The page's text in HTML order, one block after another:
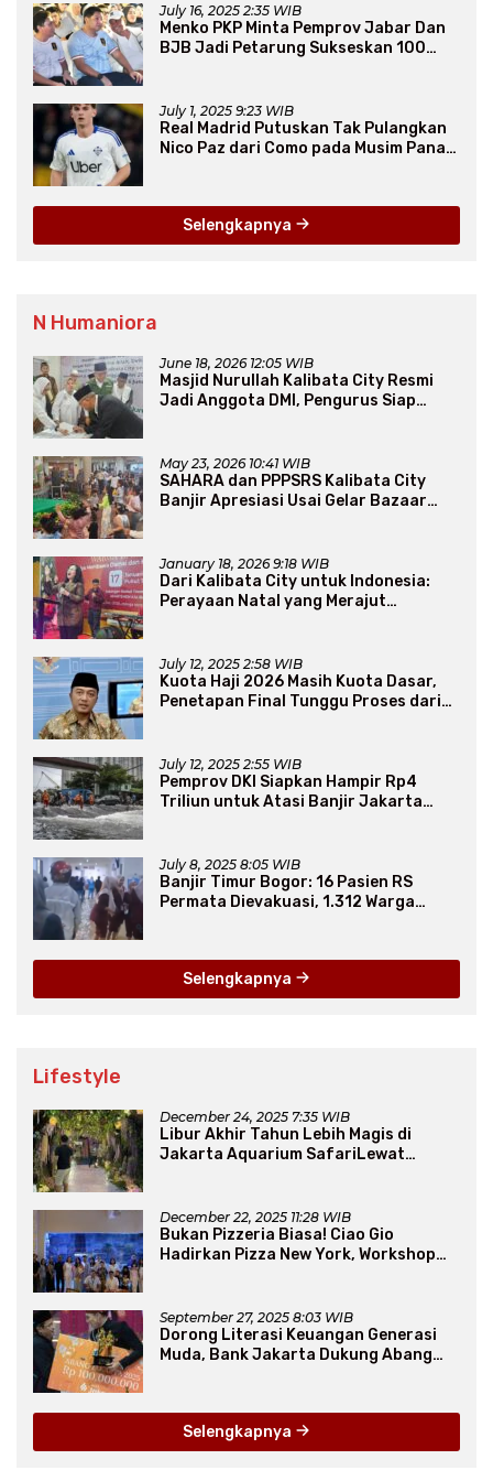
July 16, 2025 2:35 WIB
Menko PKP Minta Pemprov Jabar Dan
BJB Jadi Petarung Sukseskan 100
July 1, 2025 9:23 WIB
Real Madrid Putuskan Tak Pulangkan
Nico Paz dari Como pada Musim Panas
Selengkapnya
N Humaniora
June 18, 2026 12:05 WIB
Masjid Nurullah Kalibata City Resmi
Jadi Anggota DMI, Pengurus Siap
May 23, 2026 10:41 WIB
SAHARA dan PPPSRS Kalibata City
Banjir Apresiasi Usai Gelar Bazaar
January 18, 2026 9:18 WIB
Dari Kalibata City untuk Indonesia:
Perayaan Natal yang Merajut
July 12, 2025 2:58 WIB
Kuota Haji 2026 Masih Kuota Dasar,
Penetapan Final Tunggu Proses dari
July 12, 2025 2:55 WIB
Pemprov DKI Siapkan Hampir Rp4
Triliun untuk Atasi Banjir Jakarta
July 8, 2025 8:05 WIB
Banjir Timur Bogor: 16 Pasien RS
Permata Dievakuasi, 1.312 Warga
Selengkapnya
Lifestyle
December 24, 2025 7:35 WIB
Libur Akhir Tahun Lebih Magis di
Jakarta Aquarium SafariLewat
December 22, 2025 11:28 WIB
Bukan Pizzeria Biasa! Ciao Gio
Hadirkan Pizza New York, Workshop
September 27, 2025 8:03 WIB
Dorong Literasi Keuangan Generasi
Muda, Bank Jakarta Dukung Abang
Selengkapnya